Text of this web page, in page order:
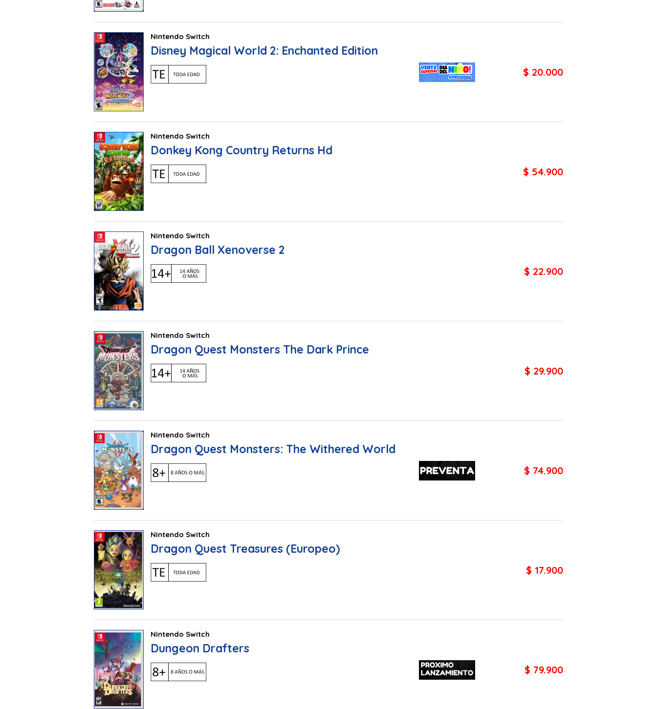
Nintendo Switch
Disney Magical World 2: Enchanted Edition
$ 20.000
Nintendo Switch
Donkey Kong Country Returns Hd
$ 54.900
Nintendo Switch
Dragon Ball Xenoverse 2
$ 22.900
Nintendo Switch
Dragon Quest Monsters The Dark Prince
$ 29.900
Nintendo Switch
Dragon Quest Monsters: The Withered World
$ 74.900
Nintendo Switch
Dragon Quest Treasures (Europeo)
$ 17.900
Nintendo Switch
Dungeon Drafters
$ 79.900